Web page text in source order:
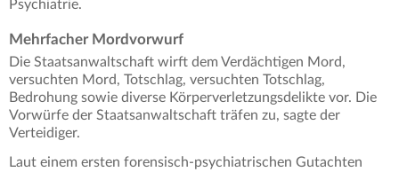
Psychiatrie.
Mehrfacher Mordvorwurf
Die Staatsanwaltschaft wirft dem Verdächtigen Mord,
versuchten Mord, Totschlag, versuchten Totschlag,
Bedrohung sowie diverse Körperverletzungsdelikte vor. Die
Vorwürfe der Staatsanwaltschaft träfen zu, sagte der
Verteidiger.
Laut einem ersten forensisch-psychiatrischen Gutachten